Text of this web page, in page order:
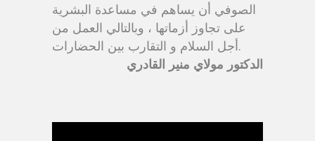
الصوفي أن يساهم في مساعدة البشرية
على تجاوز أزماتها ، وبالتالي العمل من
أجل السلام و التقارب بين الحضارات.
الدكتور مولاي منير القادري